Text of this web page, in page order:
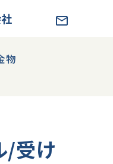
物
/受け